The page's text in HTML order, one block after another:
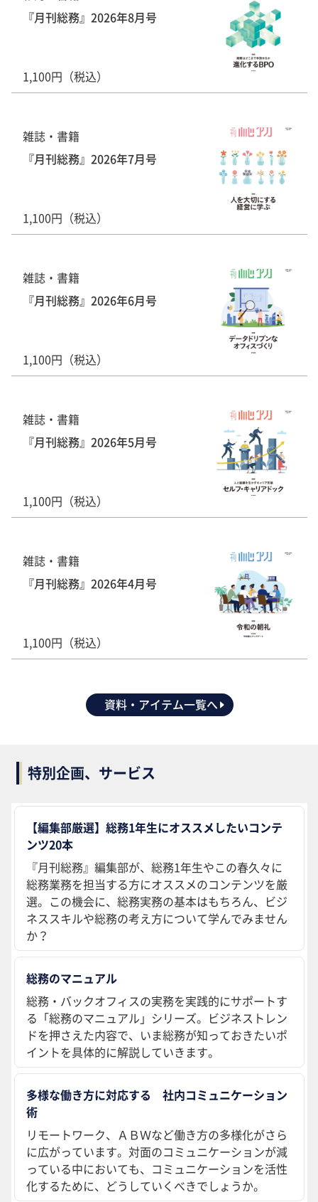
『月刊総務』2026年8月号
1,100円（税込）
雑誌・書籍
『月刊総務』2026年7月号
1,100円（税込）
雑誌・書籍
『月刊総務』2026年6月号
1,100円（税込）
雑誌・書籍
『月刊総務』2026年5月号
1,100円（税込）
雑誌・書籍
『月刊総務』2026年4月号
1,100円（税込）
資料・アイテム一覧へ
特別企画、サービス
【編集部厳選】総務1年生にオススメしたいコンテ
ンツ20本
『月刊総務』編集部が、総務1年生やこの春久々に
総務業務を担当する方にオススメのコンテンツを厳
選。この機会に、総務実務の基本はもちろん、ビジ
ネススキルや総務の考え方について学んでみません
か？
総務のマニュアル
総務・バックオフィスの実務を実践的にサポートす
る「総務のマニュアル」シリーズ。ビジネストレン
ドを押さえた内容で、いま総務が知っておきたいポ
イントを具体的に解説していきます。
多様な働き方に対応する 社内コミュニケーション
術
リモートワーク、ＡＢＷなど働き方の多様化がさら
に広がっています。対面のコミュニケーションが減
っている中においても、コミュニケーションを活性
化するために、どうしていくべきでしょうか。